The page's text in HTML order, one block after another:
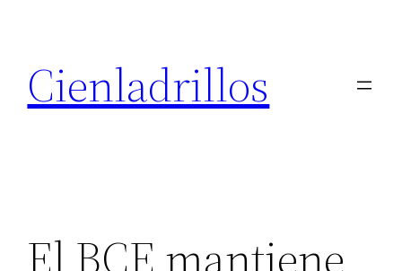
contenido
Cienladrillos
El BCE mantiene